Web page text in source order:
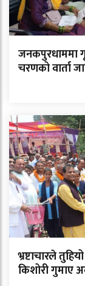
जनकपुरधाममा
चरणको वार्ता
भ्रष्टाचारले
किशोरी गुमाए